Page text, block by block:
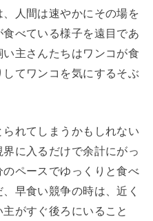
人間は速やかにその場を
べている様子を遠目であ
主さんたちはワンコが食
てワンコを気にするそぶ
れてしまうかもしれない
に入るだけで余計にがっ
ペースでゆっくりと食べ
早食い競争の時は、近く
がすぐ後ろにいること